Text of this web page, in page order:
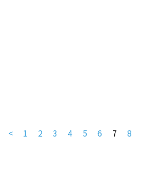
< 1 2 3 4 5 6 7 8